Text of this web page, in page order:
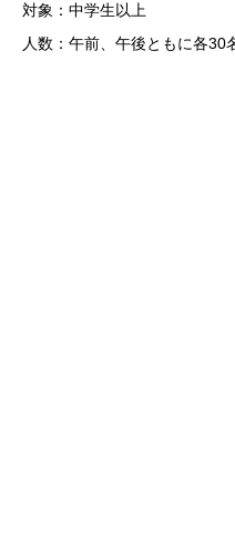
対象：中学生以上
人数：午前、午後ともに各30